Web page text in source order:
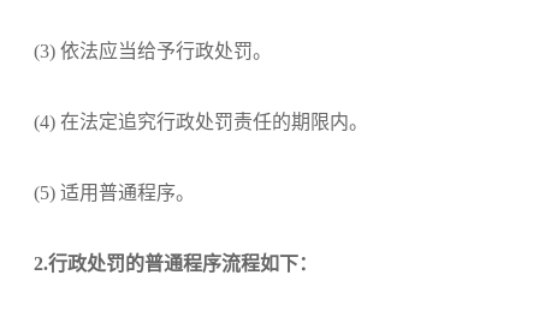
(3) 依法应当给予行政处罚。
(4) 在法定追究行政处罚责任的期限内。
(5) 适用普通程序。
2.行政处罚的普通程序流程如下：